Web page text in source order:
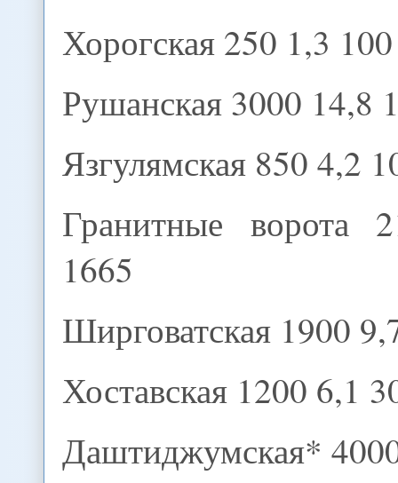
Хорогская 250 1,3
Рушанская 3000 14,8
Язгулямская 850 4,2
Гранитные ворота
1665
Ширговатская 1900
Хоставская 1200 6,1
Даштиджумская*